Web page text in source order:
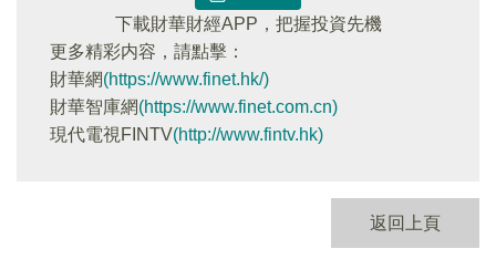
下載財華財經APP，把握投資先機
更多精彩内容，請點擊：
財華網(https://www.finet.hk/)
財華智庫網(https://www.finet.com.cn)
現代電視FINTV(http://www.fintv.hk)
返回上頁